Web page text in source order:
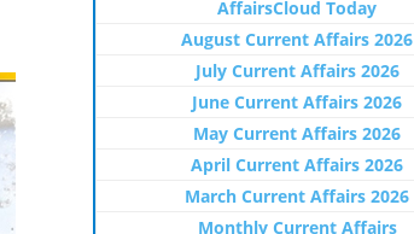
AffairsCloud Today
August Current Affairs 2026
July Current Affairs 2026
June Current Affairs 2026
May Current Affairs 2026
April Current Affairs 2026
March Current Affairs 2026
Monthly Current Affairs